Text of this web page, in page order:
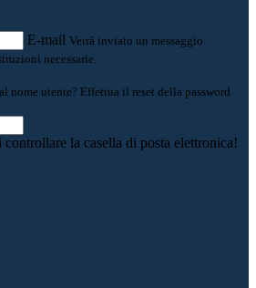
E-mail Verrà inviato un messaggio
necessarie.
nome utente? Effettua il reset della password
la casella di posta elettronica!